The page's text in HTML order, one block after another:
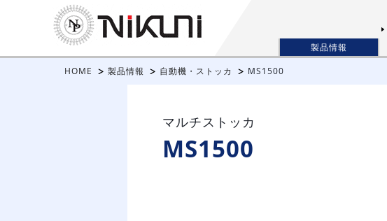
製品情報
HOME 製品情報 自動機・ストッカ MS1500
マルチストッカ
MS1500